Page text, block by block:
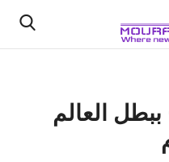
العالم